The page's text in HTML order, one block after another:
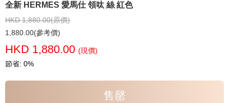
全新 HERMES 愛馬仕 領呔 絲 紅色
HKD 1,880.00(原價)
1,880.00(參考價)
HKD 1,880.00 (現價)
節省: 0%
售罄